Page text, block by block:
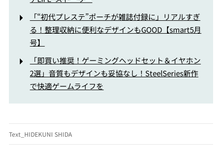
「“初代プレステ”ポーチが雑誌付録に」リアルすぎ
る！整理収納に便利なデザインもGOOD【smart5月
号】
「即買い推奨！ゲーミングヘッドセット＆イヤホン
2選」音質もデザインも妥協なし！SteelSeries新作
で快適ゲームライフを
Text_HIDEKUNI SHIDA